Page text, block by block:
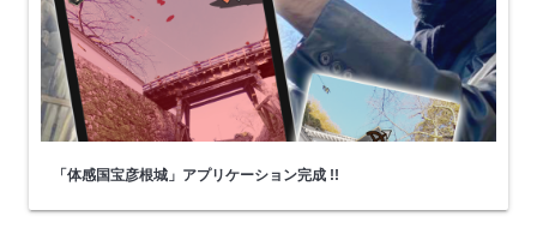
「体感国宝彦根城」アプリケーション完成 !!